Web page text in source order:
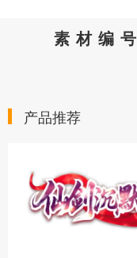
素材编
产品推荐